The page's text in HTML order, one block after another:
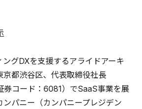
グDXを支援するアライドアーキ
京都渋谷区、代表取締役社長
券コード：6081）でSaaS事業を展
ンパニー（カンパニープレジデン